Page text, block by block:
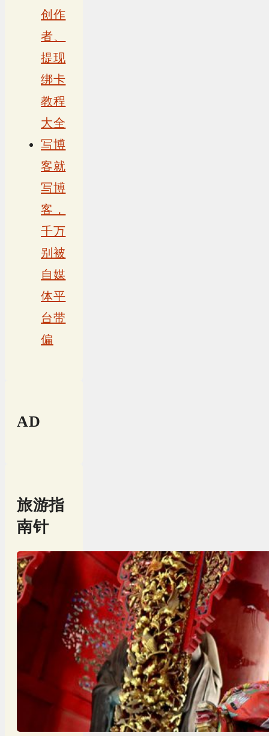
创作
者、
提现
绑卡
教程
大全
写博
客就
写博
客，
千万
别被
自媒
体平
台带
偏
AD
旅游指
南针